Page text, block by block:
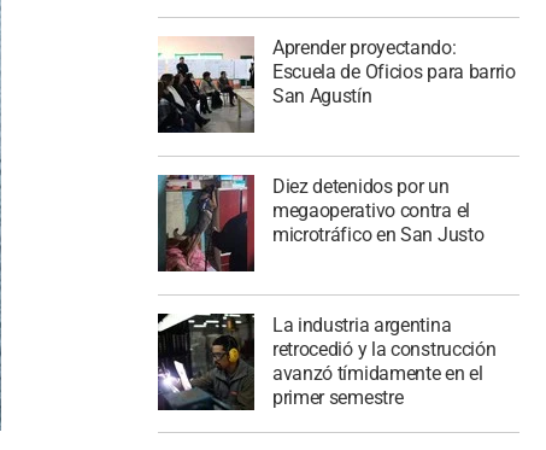
Aprender proyectando:
Escuela de Oficios para barrio
San Agustín
Diez detenidos por un
megaoperativo contra el
microtráfico en San Justo
La industria argentina
retrocedió y la construcción
avanzó tímidamente en el
primer semestre